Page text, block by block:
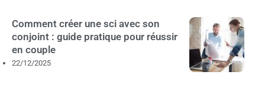
Comment créer une sci avec son
conjoint : guide pratique pour réussir
en couple
22/12/2025